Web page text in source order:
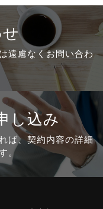
遠慮なくお問い合わ
し込み
ば、 契約内容の詳細
。